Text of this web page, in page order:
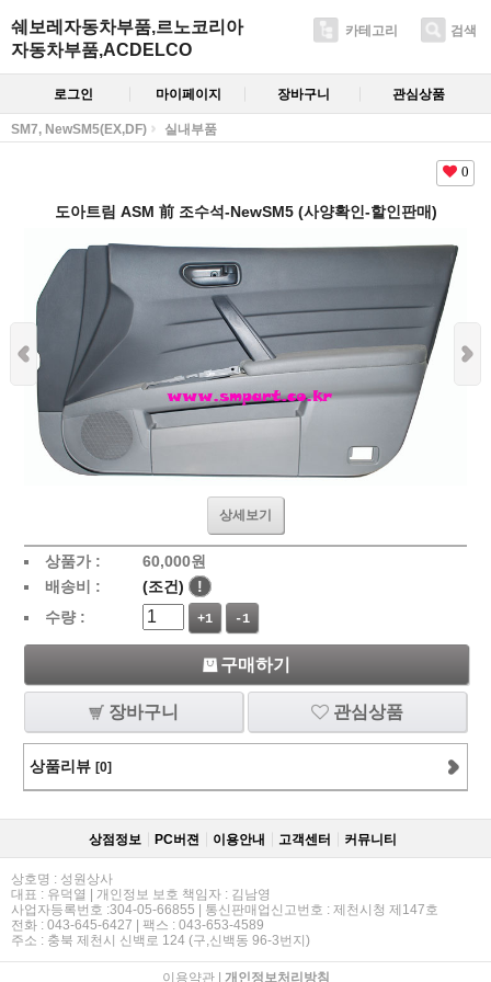
쉐보레자동차부품,르노코리아
자동차부품,ACDELCO
카테고리 검색
로그인 마이페이지 장바구니 관심상품
SM7, NewSM5(EX,DF) 실내부품
0
도아트림 ASM 前 조수석-NewSM5 (사양확인-할인판매)
상세보기
상품가 : 60,000원
배송비 :
(조건)
!
수량 :
+1 -1
구매하기
장바구니 관심상품
상품리뷰 [0]
상점정보 PC버젼 이용안내 고객센터 커뮤니티
상호명 : 성원상사
대표 : 유덕열 | 개인정보 보호 책임자 : 김남영
사업자등록번호 :304-05-66855 | 통신판매업신고번호 : 제천시청 제147호
전화 : 043-645-6427 | 팩스 : 043-653-4589
주소 : 충북 제천시 신백로 124 (구,신백동 96-3번지)
이용약관| 개인정보처리방침